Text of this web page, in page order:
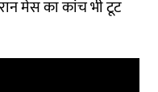
मेस का कांच भी टूट